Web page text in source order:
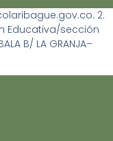
2.
Educativa/sección
B/ LA GRANJA–